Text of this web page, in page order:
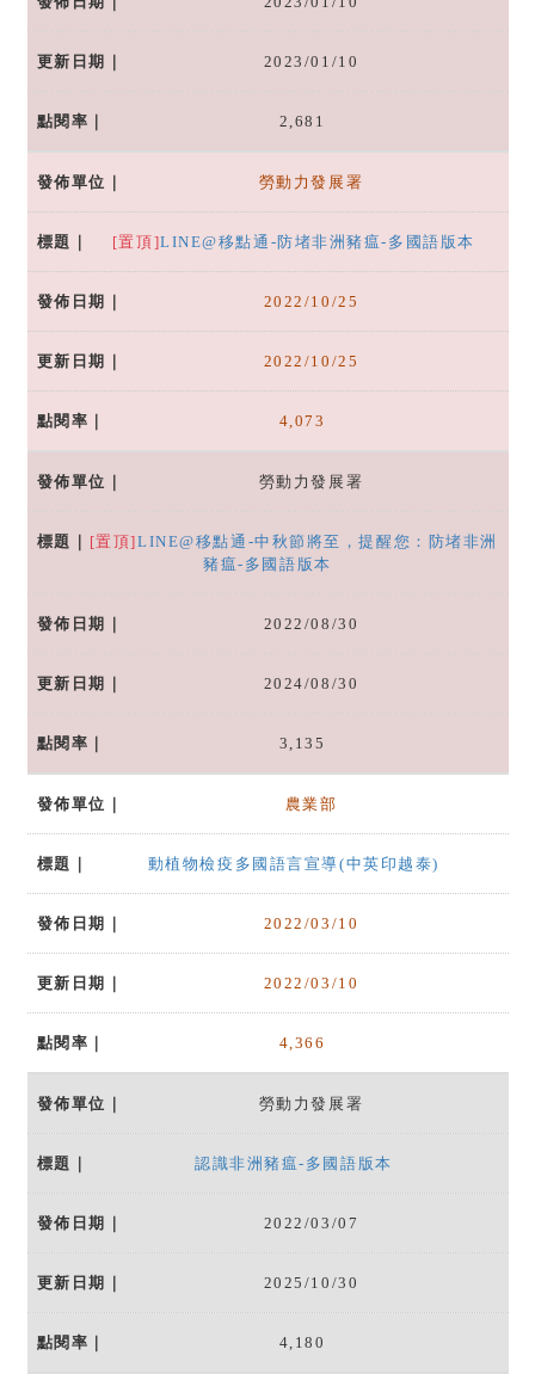
2023/01/10
2,681
勞動力發展署
[置頂]LINE@移點通-防堵非洲豬瘟-多國語版本
2022/10/25
2022/10/25
4,073
勞動力發展署
[置頂]LINE@移點通-中秋節將至，提醒您：防堵非洲
豬瘟-多國語版本
2022/08/30
2024/08/30
3,135
農業部
動植物檢疫多國語言宣導(中英印越泰)
2022/03/10
2022/03/10
4,366
勞動力發展署
認識非洲豬瘟-多國語版本
2022/03/07
2025/10/30
4,180